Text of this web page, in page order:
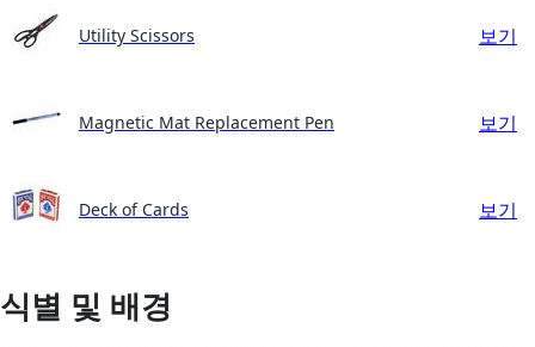
Utility Scissors 보기
Magnetic Mat Replacement Pen 보기
Deck of Cards 보기
식별 및 배경